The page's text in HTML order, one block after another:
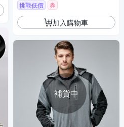
挑戰低價 券
加入購物車
補貨中